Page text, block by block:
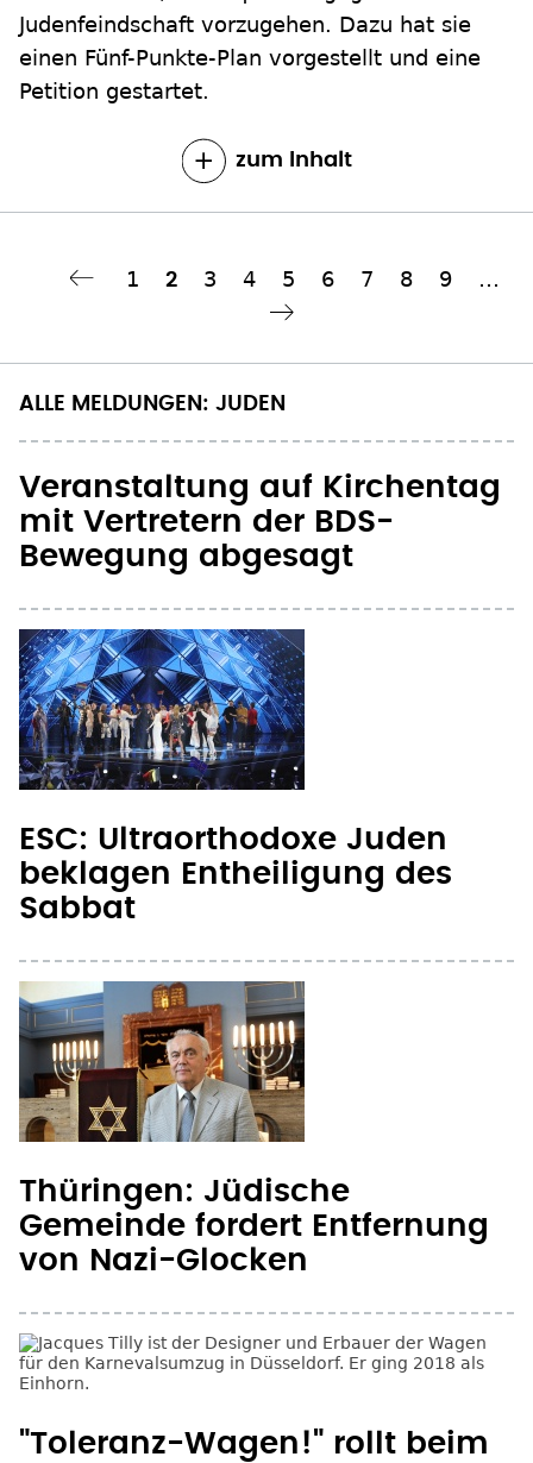
Judenfeindschaft vorzugehen. Dazu hat sie
einen Fünf-Punkte-Plan vorgestellt und eine
Petition gestartet.
zum Inhalt
Seitennummerierung
Seite
1
Aktuelle
2 Seite
3 Seite
4 Seite
5 Seite
6 Seite
7 Seite
8 Seite
9
…
ALLE MELDUNGEN: JUDEN
Veranstaltung auf Kirchentag
mit Vertretern der BDS-
Bewegung abgesagt
ESC: Ultraorthodoxe Juden
beklagen Entheiligung des
Sabbat
Thüringen: Jüdische
Gemeinde fordert Entfernung
von Nazi-Glocken
"Toleranz-Wagen!" rollt beim
Düsseldorfer-
Rosenmontagszug